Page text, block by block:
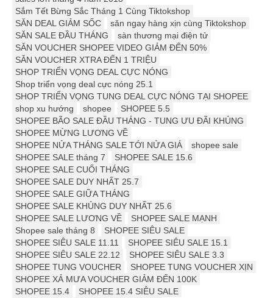
Sắm Tết Bừng Sắc Tháng 1 Cùng Tiktokshop
SĂN DEAL GIẢM SỐC
săn ngay hàng xịn cùng Tiktokshop
SĂN SALE ĐẦU THÁNG
sàn thương mại điện tử
SĂN VOUCHER SHOPEE VIDEO GIẢM ĐẾN 50%
SĂN VOUCHER XTRA ĐẾN 1 TRIỆU
SHOP TRIỂN VỌNG DEAL CỰC NÓNG
Shop triển vọng deal cực nóng 25.1
SHOP TRIỂN VỌNG TUNG DEAL CỰC NÓNG TẠI SHOPEE
shop xu hướng
shopee
SHOPEE 5.5
SHOPEE BÃO SALE ĐẦU THÁNG - TUNG ƯU ĐÃI KHỦNG
SHOPEE MỪNG LƯƠNG VỀ
SHOPEE NỬA THÁNG SALE TỚI NỬA GIÁ
shopee sale
SHOPEE SALE tháng 7
SHOPEE SALE 15.6
SHOPEE SALE CUỐI THÁNG
SHOPEE SALE DUY NHẤT 25.7
SHOPEE SALE GIỮA THÁNG
SHOPEE SALE KHỦNG DUY NHẤT 25.6
SHOPEE SALE LƯƠNG VỀ
SHOPEE SALE MẠNH
Shopee sale tháng 8
SHOPEE SIÊU SALE
SHOPEE SIÊU SALE 11.11
SHOPEE SIÊU SALE 15.1
SHOPEE SIÊU SALE 22.12
SHOPEE SIÊU SALE 3.3
SHOPEE TUNG VOUCHER
SHOPEE TUNG VOUCHER XỊN
SHOPEE XẢ MƯA VOUCHER GIẢM ĐẾN 100K
SHOPEE 15.4
SHOPEE 15.4 SIÊU SALE